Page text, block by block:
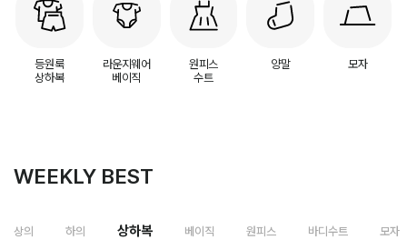
등원룩
상하복
라운지웨어
베이직
원피스
수트
양말 모자
WEEKLY BEST
상의 하의 상하복 베이직 원피스 바디수트 모자